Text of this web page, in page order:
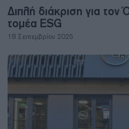
Διπλή διάκριση για τον
τομέα ESG
18 Σεπτεμβρίου 2025